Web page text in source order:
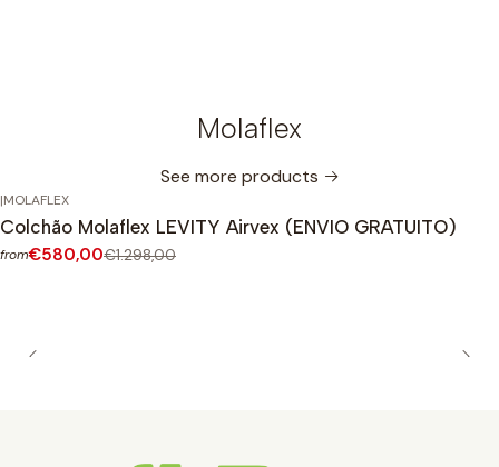
Molaflex
See more products
-55%
|MOLAFLEX
Colchão Molaflex LEVITY Airvex (ENVIO GRATUITO)
from€580,00€1.298,00